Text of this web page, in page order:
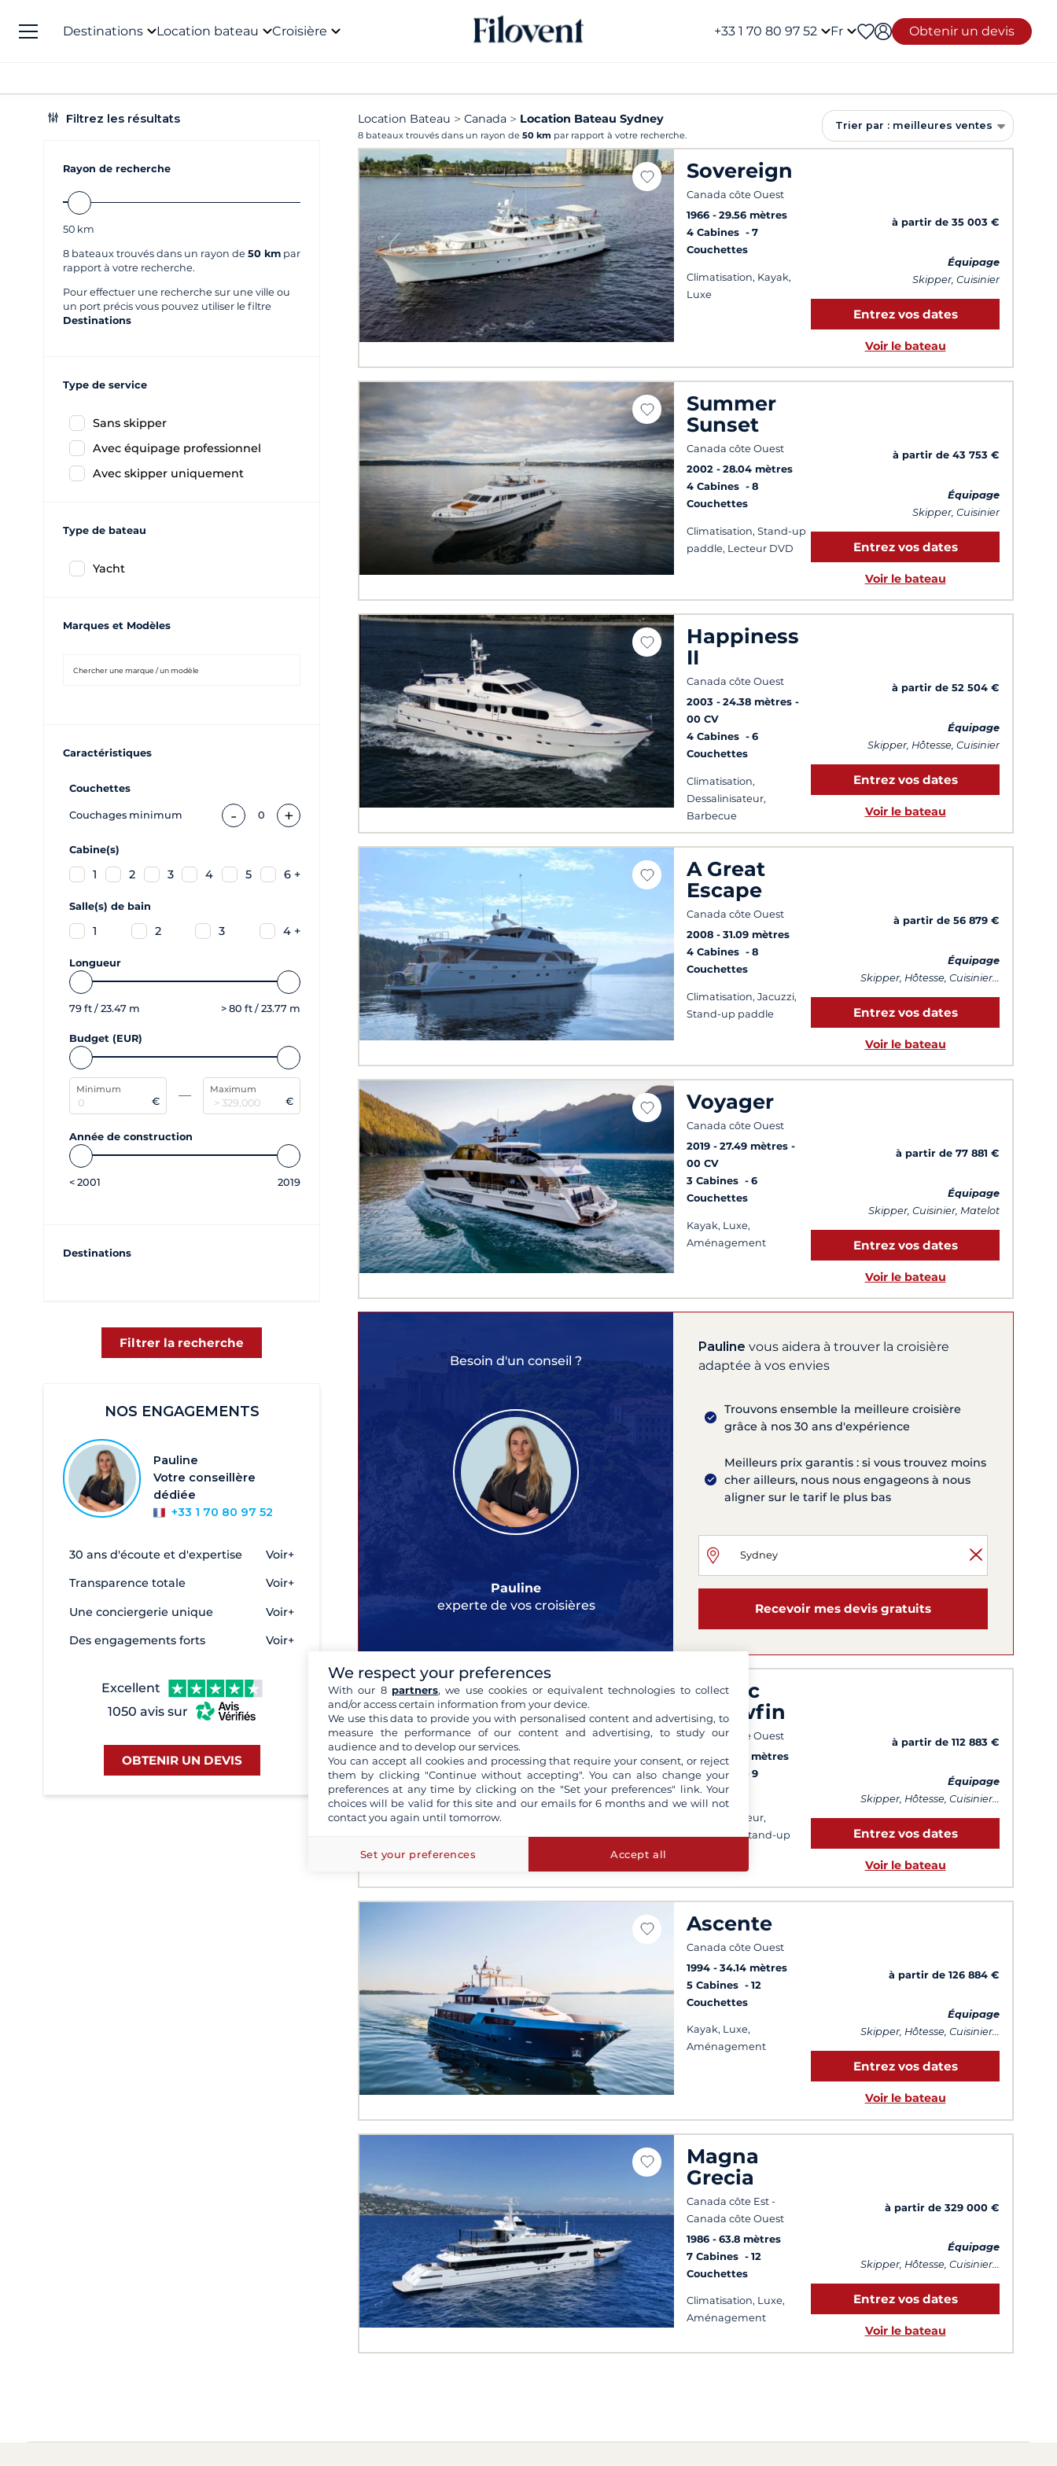
Destinations Location bateau Croisière +33 1 70 80 97 52 Fr Obtenir un devis
Filtrez les résultats
Rayon de recherche
50 km
8 bateaux trouvés dans un rayon de 50 km par
rapport à votre recherche.
Pour effectuer une recherche sur une ville ou
un port précis vous pouvez utiliser le filtre
Destinations
Type de service
Sans skipper
Avec équipage professionnel
Avec skipper uniquement
Type de bateau
Yacht
Marques et Modèles
Caractéristiques
Couchettes
Couchages minimum - 0 +
Cabine(s)
1 2 3 4 5 6 +
Salle(s) de bain
1 2 3 4 +
Longueur
79 ft / 23.47 m > 80 ft / 23.77 m
Budget (EUR)
Minimum
€
Maximum
€
Année de construction
< 2001 2019
Destinations
Filtrer la recherche
NOS ENGAGEMENTS
Pauline
Votre conseillère
dédiée
+33 1 70 80 97 52
30 ans d'écoute et d'expertise Voir+
Transparence totale Voir+
Une conciergerie unique Voir+
Des engagements forts Voir+
Excellent
1050 avis sur
OBTENIR UN DEVIS
Location Bateau Canada Location Bateau Sydney
8 bateaux trouvés dans un rayon de 50 km par rapport à votre recherche.
Trier par : meilleures ventes
Sovereign
Canada côte Ouest
1966
29.56 mètres
4 Cabines
7
Couchettes
Climatisation, Kayak,
Luxe
à partir de 35 003 €
Équipage
Skipper, Cuisinier
Entrez vos dates
Voir le bateau
Summer
Sunset
Canada côte Ouest
2002
28.04 mètres
4 Cabines
8
Couchettes
Climatisation, Stand-up
paddle, Lecteur DVD
à partir de 43 753 €
Équipage
Skipper, Cuisinier
Entrez vos dates
Voir le bateau
Happiness
II
Canada côte Ouest
2003
24.38 mètres
00 CV
4 Cabines
6
Couchettes
Climatisation,
Dessalinisateur,
Barbecue
à partir de 52 504 €
Équipage
Skipper, Hôtesse, Cuisinier
Entrez vos dates
Voir le bateau
A Great
Escape
Canada côte Ouest
2008
31.09 mètres
4 Cabines
8
Couchettes
Climatisation, Jacuzzi,
Stand-up paddle
à partir de 56 879 €
Équipage
Skipper, Hôtesse, Cuisinier...
Entrez vos dates
Voir le bateau
Voyager
Canada côte Ouest
2019
27.49 mètres
00 CV
3 Cabines
6
Couchettes
Kayak, Luxe,
Aménagement
à partir de 77 881 €
Équipage
Skipper, Cuisinier, Matelot
Entrez vos dates
Voir le bateau
Besoin d'un conseil ?
Pauline
experte de vos croisières
Pauline vous aidera à trouver la croisière
adaptée à vos envies
Trouvons ensemble la meilleure croisière
grâce à nos 30 ans d'expérience
Meilleurs prix garantis : si vous trouvez moins
cher ailleurs, nous nous engageons à nous
aligner sur le tarif le plus bas
Recevoir mes devis gratuits
Pacific
Yellowfin
Canada côte Ouest
34.74 mètres
4 Cabines
9
Couchettes
Dessalinisateur,
Barbecue, Stand-up
à partir de 112 883 €
Équipage
Skipper, Hôtesse, Cuisinier...
Entrez vos dates
Voir le bateau
Ascente
Canada côte Ouest
1994
34.14 mètres
5 Cabines
12
Couchettes
Kayak, Luxe,
Aménagement
à partir de 126 884 €
Équipage
Skipper, Hôtesse, Cuisinier...
Entrez vos dates
Voir le bateau
Magna
Grecia
Canada côte Est -
Canada côte Ouest
1986
63.8 mètres
7 Cabines
12
Couchettes
Climatisation, Luxe,
Aménagement
à partir de 329 000 €
Équipage
Skipper, Hôtesse, Cuisinier...
Entrez vos dates
Voir le bateau
We respect your preferences
With our 8 partners, we use cookies or equivalent technologies to collect
and/or access certain information from your device.
We use this data to provide you with personalised content and advertising, to
measure the performance of our content and advertising, to study our
audience and to develop our services.
You can accept all cookies and processing that require your consent, or reject
them by clicking "Continue without accepting". You can also change your
preferences at any time by clicking on the "Set your preferences" link. Your
choices will be valid for this site and our emails for 6 months and we will not
contact you again until tomorrow.
Set your preferences Accept all